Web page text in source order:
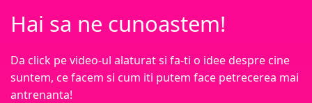
Hai sa ne cunoastem!
Da click pe video-ul alaturat si fa-ti o idee despre cine
suntem, ce facem si cum iti putem face petrecerea mai
antrenanta!